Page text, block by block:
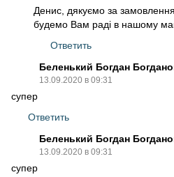
Денис, дякуємо за
будемо Вам раді в нашому
Ответить
Беленький Богдан
13.09.2020 в 09:31
супер
Ответить
Беленький Богдан
13.09.2020 в 09:31
супер